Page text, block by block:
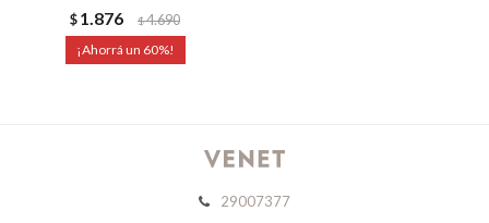
$1.876 $4.690
60
29007377